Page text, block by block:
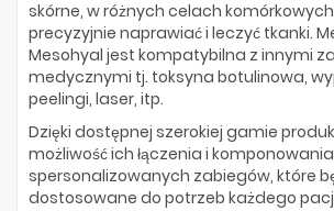
skórne, w różnych celach
precyzyjnie naprawiać i leczyć tkanki.
Mesohyal jest kompatybilna z innymi
medycznymi tj. toksyna botulinowa,
peelingi, laser, itp.
Dzięki dostępnej szerokiej gamie
możliwość ich łączenia i komponowania
spersonalizowanych zabiegów, które
dostosowane do potrzeb każdego